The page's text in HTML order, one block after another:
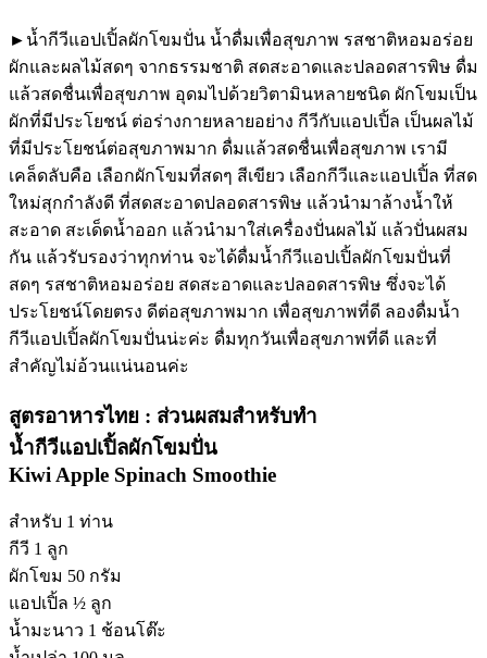
►น้ำกีวีแอปเปิ้ลผักโขมปั่น น้ำดื่มเพื่อสุขภาพ รสชาติหอมอร่อย
ผักและผลไม้สดๆ จากธรรมชาติ สดสะอาดและปลอดสารพิษ ดื่ม
แล้วสดชื่นเพื่อสุขภาพ อุดมไปด้วยวิตามินหลายชนิด ผักโขมเป็น
ผักที่มีประโยชน์ ต่อร่างกายหลายอย่าง กีวีกับแอปเปิ้ล เป็นผลไม้
ที่มีประโยชน์ต่อสุขภาพมาก ดื่มแล้วสดชื่นเพื่อสุขภาพ เรามี
เคล็ดลับคือ เลือกผักโขมที่สดๆ สีเขียว เลือกกีวีและแอปเปิ้ล ที่สด
ใหม่สุกกำลังดี ที่สดสะอาดปลอดสารพิษ แล้วนำมาล้างน้ำให้
สะอาด สะเด็ดน้ำออก แล้วนำมาใส่เครื่องปั่นผลไม้ แล้วปั่นผสม
กัน แล้วรับรองว่าทุกท่าน จะได้ดื่มน้ำกีวีแอปเปิ้ลผักโขมปั่นที่
สดๆ รสชาติหอมอร่อย สดสะอาดและปลอดสารพิษ ซึ่งจะได้
ประโยชน์โดยตรง ดีต่อสุขภาพมาก เพื่อสุขภาพที่ดี ลองดื่มน้ำ
กีวีแอปเปิ้ลผักโขมปั่นน่ะค่ะ ดื่มทุกวันเพื่อสุขภาพที่ดี และที่
สำคัญไม่อ้วนแน่นอนค่ะ
สูตรอาหารไทย : ส่วนผสมสำหรับทำ
น้ำกีวีแอปเปิ้ลผักโขมปั่น
Kiwi Apple Spinach Smoothie
สำหรับ 1 ท่าน
กีวี 1 ลูก
ผักโขม 50 กรัม
แอปเปิ้ล ½ ลูก
น้ำมะนาว 1 ช้อนโต๊ะ